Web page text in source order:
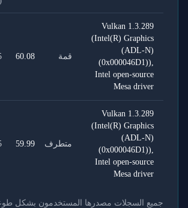
Vulkan 1.3.289
(Intel(R) Graphics
(ADL-N)
(0x000046D1)),
Intel open-source
Mesa driver
قمة 60.08
Vulkan 1.3.289
(Intel(R) Graphics
(ADL-N)
(0x000046D1)),
Intel open-source
Mesa driver
متطرف 59.99
جميع السجلات مصدرها المستخدمون بشكل